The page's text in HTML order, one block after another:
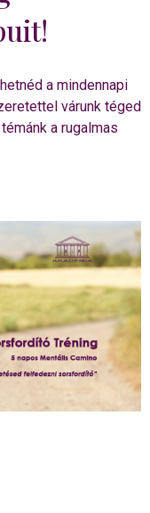
a mindennapi
várunk téged
a rugalmas